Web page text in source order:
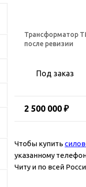
Трансформатор
после ревизии
Под заказ
2 500 000 ₽
Чтобы купить
указанному
Читу и по всей